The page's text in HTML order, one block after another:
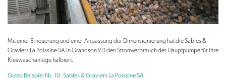
Mit einer Erneuerung und einer Anpassung der Dimensionierung hat die Sables &
Graviers La Poissine SA in Grandson VD den Stromverbrauch der Hauptpumpe für ihre
Kieswaschanlage halbiert.
Gutes Beispiel Nr. 10: Sables & Graviers La Poissine SA